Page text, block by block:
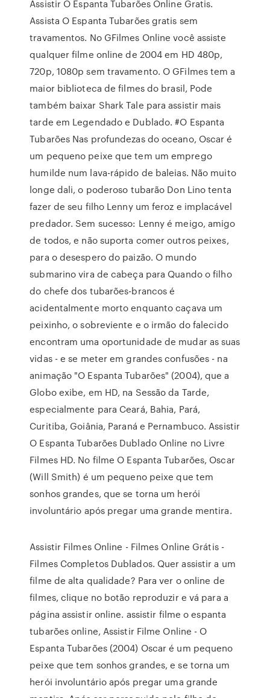
Assistir O Espanta Tubarões Online Gratis.
Assista O Espanta Tubarões gratis sem
travamentos. No GFilmes Online você assiste
qualquer filme online de 2004 em HD 480p,
720p, 1080p sem travamento. O GFilmes tem a
maior biblioteca de filmes do brasil, Pode
também baixar Shark Tale para assistir mais
tarde em Legendado e Dublado. #O Espanta
Tubarões Nas profundezas do oceano, Oscar é
um pequeno peixe que tem um emprego
humilde num lava-rápido de baleias. Não muito
longe dali, o poderoso tubarão Don Lino tenta
fazer de seu filho Lenny um feroz e implacável
predador. Sem sucesso: Lenny é meigo, amigo
de todos, e não suporta comer outros peixes,
para o desespero do paizão. O mundo
submarino vira de cabeça para Quando o filho
do chefe dos tubarões-brancos é
acidentalmente morto enquanto caçava um
peixinho, o sobreviente e o irmão do falecido
encontram uma oportunidade de mudar as suas
vidas - e se meter em grandes confusões - na
animação "O Espanta Tubarões" (2004), que a
Globo exibe, em HD, na Sessão da Tarde,
especialmente para Ceará, Bahia, Pará,
Curitiba, Goiânia, Paraná e Pernambuco. Assistir
O Espanta Tubarões Dublado Online no Livre
Filmes HD. No filme O Espanta Tubarões, Oscar
(Will Smith) é um pequeno peixe que tem
sonhos grandes, que se torna um herói
involuntário após pregar uma grande mentira.
Assistir Filmes Online - Filmes Online Grátis -
Filmes Completos Dublados. Quer assistir a um
filme de alta qualidade? Para ver o online de
filmes, clique no botão reproduzir e vá para a
página assistir online. assistir filme o espanta
tubarões online, Assistir Filme Online - O
Espanta Tubarões (2004) Oscar é um pequeno
peixe que tem sonhos grandes, e se torna um
herói involuntário após pregar uma grande